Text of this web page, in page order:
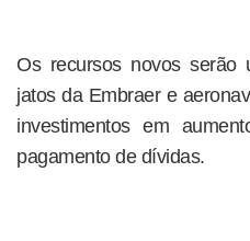
Os recursos novos serão
jatos da Embraer e
investimentos em
pagamento de dívidas.